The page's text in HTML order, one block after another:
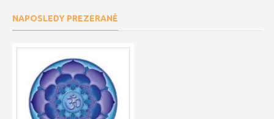
NAPOSLEDY PREZERANÉ